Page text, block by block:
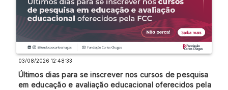
03/08/2026 12:48:33
Últimos dias para se inscrever nos cursos de pesquisa
em educação e avaliação educacional oferecidos pela